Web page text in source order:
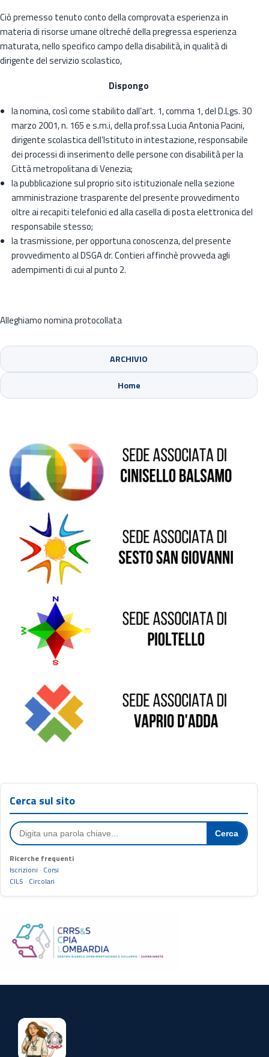
Ciò premesso tenuto conto della comprovata esperienza in
materia di risorse umane oltreché della pregressa esperienza
maturata, nello specifico campo della disabilità, in qualità di
dirigente del servizio scolastico,
Dispongo
la nomina, così come stabilito dall’art. 1, comma 1, del D.Lgs. 30
marzo 2001, n. 165 e s.m.i, della prof.ssa Lucia Antonia Pacini,
dirigente scolastica dell’Istituto in intestazione, responsabile
dei processi di inserimento delle persone con disabilità per la
Città metropolitana di Venezia;
la pubblicazione sul proprio sito istituzionale nella sezione
amministrazione trasparente del presente provvedimento
oltre ai recapiti telefonici ed alla casella di posta elettronica del
responsabile stesso;
la trasmissione, per opportuna conoscenza, del presente
provvedimento al DSGA dr. Contieri affinchè provveda agli
adempimenti di cui al punto 2.
Alleghiamo nomina protocollata
ARCHIVIO
Home
Sede di Cinisello Balsamo
Sede di Sesto San Giovanni
Sede di Pioltello
Sede di Vaprio D'Adda
Cerca sul sito
Cerca
Ricerche frequenti
Iscrizioni · Corsi
CILS · Circolari